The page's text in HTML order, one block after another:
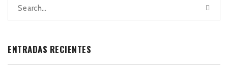
ENTRADAS RECIENTES